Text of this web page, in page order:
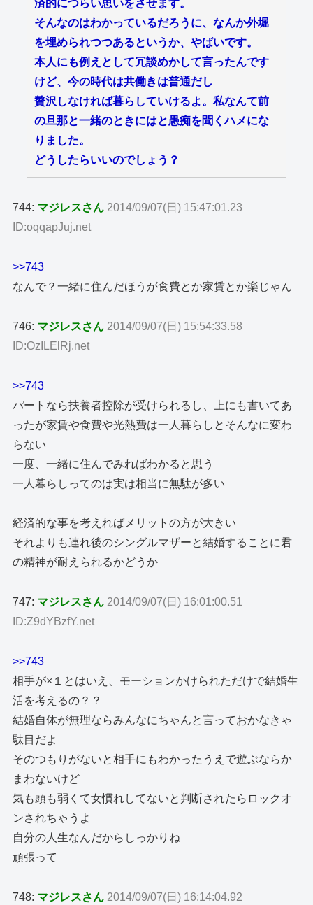
済的につらい思いをさせます。
そんなのはわかっているだろうに、なんか外堀
を埋められつつあるというか、やばいです。
本人にも例えとして冗談めかして言ったんです
けど、今の時代は共働きは普通だし
贅沢しなければ暮らしていけるよ。私なんて前
の旦那と一緒のときにはと愚痴を聞くハメにな
りました。
どうしたらいいのでしょう？
744: マジレスさん 2014/09/07(日) 15:47:01.23
ID:oqqapJuj.net
>>743
なんで？一緒に住んだほうが食費とか家賃とか楽じゃん
746: マジレスさん 2014/09/07(日) 15:54:33.58
ID:OzILElRj.net
>>743
パートなら扶養者控除が受けられるし、上にも書いてあ
ったが家賃や食費や光熱費は一人暮らしとそんなに変わ
らない
一度、一緒に住んでみればわかると思う
一人暮らしってのは実は相当に無駄が多い
経済的な事を考えればメリットの方が大きい
それよりも連れ後のシングルマザーと結婚することに君
の精神が耐えられるかどうか
747: マジレスさん 2014/09/07(日) 16:01:00.51
ID:Z9dYBzfY.net
>>743
相手が×１とはいえ、モーションかけられただけで結婚生
活を考えるの？？
結婚自体が無理ならみんなにちゃんと言っておかなきゃ
駄目だよ
そのつもりがないと相手にもわかったうえで遊ぶならか
まわないけど
気も頭も弱くて女慣れしてないと判断されたらロックオ
ンされちゃうよ
自分の人生なんだからしっかりね
頑張って
748: マジレスさん 2014/09/07(日) 16:14:04.92